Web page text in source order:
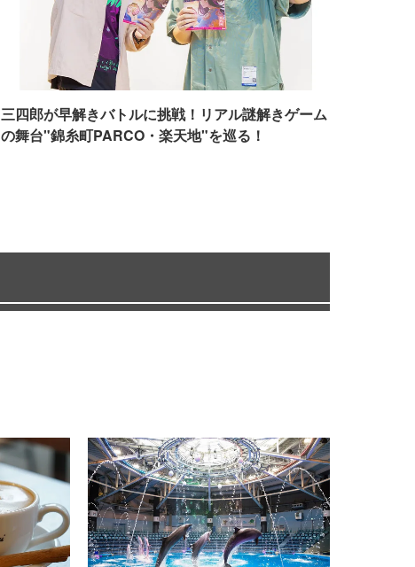
三四郎が早解きバトルに挑戦！リアル謎解きゲーム
の舞台"錦糸町PARCO・楽天地"を巡る！